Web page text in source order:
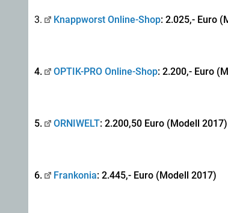
3. Knappworst Online-Shop: 2.025,- Euro
4. OPTIK-PRO Online-Shop: 2.200,- Euro
5. ORNIWELT: 2.200,50 Euro (Modell 2017)
6. Frankonia: 2.445,- Euro (Modell 2017)